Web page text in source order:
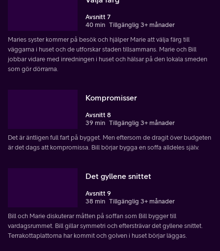
Avsnitt 7
40 min Tillgänglig 3+ månader
Maries syster kommer på besök och hjälper Marie att välja färg till
väggarna i huset och de utforskar staden tillsammans. Marie och Bill
jobbar vidare med inredningen i huset och hälsar på den lokala smeden
som gör dörrarna.
Kompromisser
Avsnitt 8
39 min Tillgänglig 3+ månader
Det är äntligen full fart på bygget. Men eftersom de dragit över budgeten
är det dags att kompromissa. Bill börjar bygga en soffa alldeles själv.
Det gyllene snittet
Avsnitt 9
38 min Tillgänglig 3+ månader
Bill och Marie diskuterar måtten på soffan som Bill bygger till
vardagsrummet. Bill gillar symmetri och eftersträvar det gyllene snittet.
Terrakottaplattorna har kommit och golven i huset börjar läggas.